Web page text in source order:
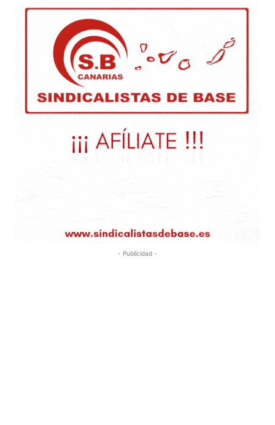
- Publicidad -